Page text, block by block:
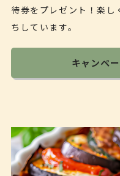
待券をプレゼント！楽
ちしています。
キャンペ